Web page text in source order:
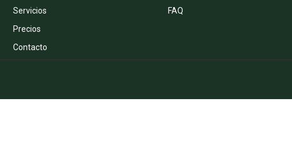
Servicios
Precios
Contacto
FAQ